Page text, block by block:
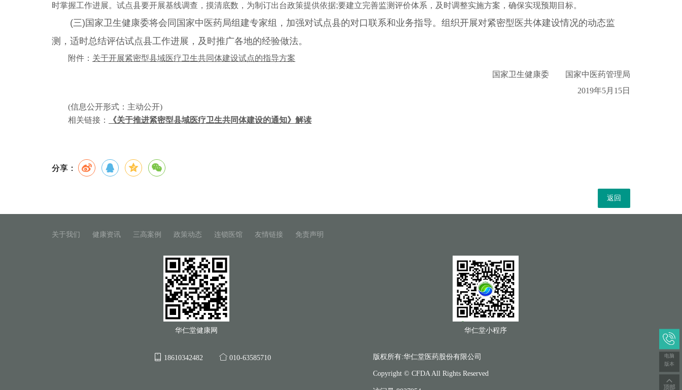
时掌握工作进展。试点县要开展基线调查，摸清底数，为制订出台政策提供依据;要建立完善监测评价体系，及时调整实施方案，确保实现预期目标。
(三)国家卫生健康委将会同国家中医药局组建专家组，加强对试点县的对口联系和业务指导。组织开展对紧密型医共体建设情况的动态监
测，适时总结评估试点县工作进展，及时推广各地的经验做法。
附件： 关于开展紧密型县域医疗卫生共同体建设试点的指导方案
国家卫生健康委 国家中医药管理局
2019年5月15日
(信息公开形式：主动公开)
相关链接：
《关于推进紧密型县域医疗卫生共同体建设的通知》解读
分享：
返回
电脑
版本
关于我们 健康资讯 三高案例 政策动态 连锁医馆 友情链接 免责声明
华仁堂健康网 华仁堂小程序
18610342482 010-63585710 版权所有:华仁堂医药股份有限公司
Copyright © CFDA All Rights Reserved